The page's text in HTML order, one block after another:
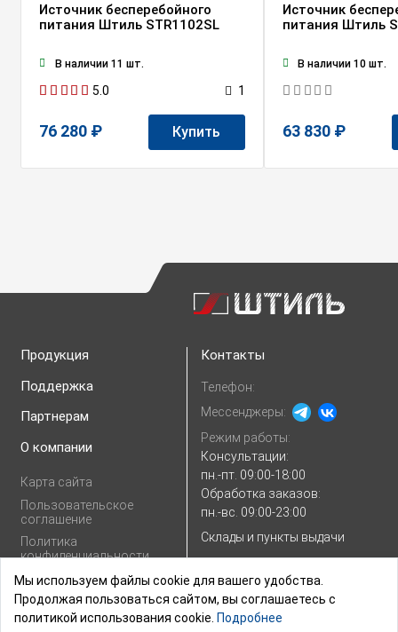
Источник бесперебойного
питания Штиль STR1102SL
В наличии 11 шт.
5.0 1
76 280 ₽ Купить
Источник
питания Штиль
В наличии 10 шт.
63 830 ₽
Продукция
Поддержка
Партнерам
О компании
Карта сайта
Пользовательское
соглашение
Политика
конфиденциальности
Согласие на
обработку
персональных
данных
Контакты
Телефон:
Мессенджеры:
Режим работы:
Консультации:
пн.-пт. 09:00-18:00
Обработка заказов:
пн.-вс. 09:00-23:00
Склады и пункты выдачи
Мы используем файлы cookie для вашего удобства.
Продолжая пользоваться сайтом, вы соглашаетесь с
политикой использования cookie. Подробнее